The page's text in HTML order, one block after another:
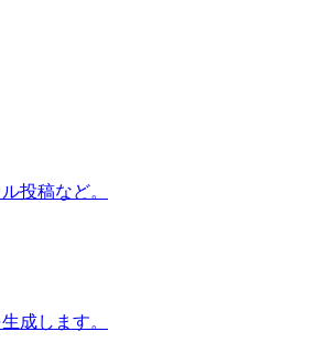
投稿など。
成します。